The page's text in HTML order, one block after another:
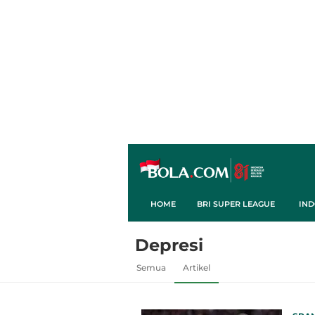
HOME BRI SUPER LEAGUE
Depresi
Semua Artikel